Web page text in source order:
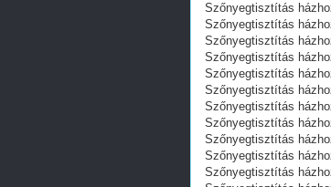
Szőnyegtisztítás
Szőnyegtisztítás
Szőnyegtisztítás
Szőnyegtisztítás
Szőnyegtisztítás
Szőnyegtisztítás
Szőnyegtisztítás
Szőnyegtisztítás
Szőnyegtisztítás
Szőnyegtisztítás
Szőnyegtisztítás